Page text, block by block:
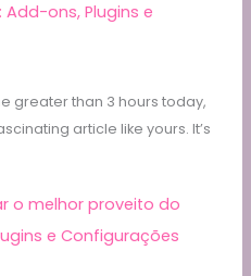
ons, Plugins e
greater than 3 hours today,
article like yours. It’s
o melhor proveito do
e Configurações